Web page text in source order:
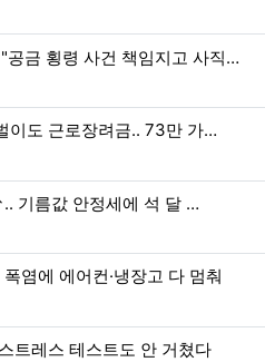
금 횡령 사건 책임지고 사직서…
이도 근로장려금.. 73만 가…
기름값 안정세에 석 달 …
염에 에어컨·냉장고 다 멈춰
트레스 테스트도 안 거쳤다